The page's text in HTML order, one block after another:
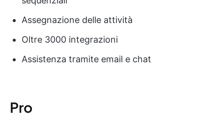
Assegnazione delle attività
Oltre 3000 integrazioni
Assistenza tramite email e chat
Pro